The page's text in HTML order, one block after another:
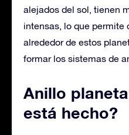
alejados del sol, tienen
intensas, lo que permite
alrededor de estos
formar los sistemas de
Anillo
está hecho?